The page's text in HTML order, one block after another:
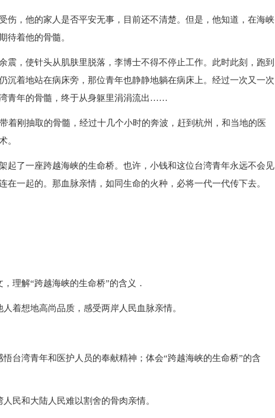
伤，他的家人是否平安无事，目前还不清楚。但是，他知道，在海峡
待着他的骨髓。
震，使针头从肌肤里脱落，李博士不得不停止工作。此时此刻，跑到
沉着地站在病床旁，那位青年也静静地躺在病床上。经过一次又一次
青年的骨髓，终于从身躯里涓涓流出……
着刚抽取的骨髓，经过十几个小时的奔波，赶到杭州，和当地的医
。
起了一座跨越海峡的生命桥。也许，小钱和这位台湾青年永远不会见
在一起的。那血脉亲情，如同生命的火种，必将一代一代传下去。
理解“跨越海峡的生命桥”的含义．
着想地高尚品质，感受两岸人民血脉亲情。
台湾青年和医护人员的奉献精神；体会“跨越海峡的生命桥”的含
民和大陆人民难以割舍的骨肉亲情。